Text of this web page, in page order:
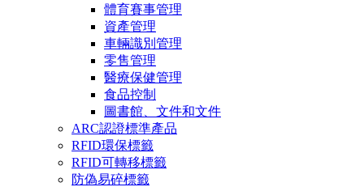
體育賽事管理
資產管理
車輛識別管理
零售管理
醫療保健管理
食品控制
圖書館、文件和文件
ARC認證標準產品
RFID環保標籤
RFID可轉移標籤
防偽易碎標籤